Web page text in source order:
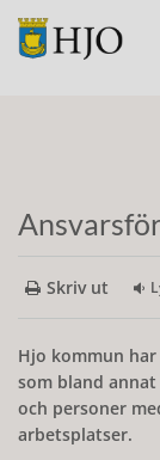
Skriv ut
Hjo kommun
som bland
och personer
arbetsplatser.